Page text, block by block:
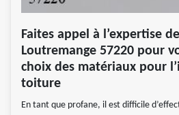
Faites appel à l’expertise
Loutremange 57220 pour
choix des matériaux pour
toiture
En tant que profane, il est difficile